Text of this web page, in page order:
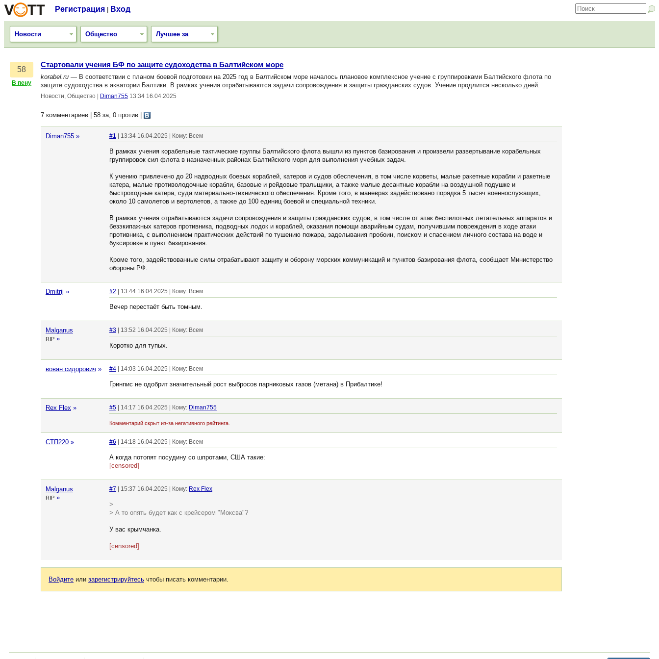
Регистрация Вход
Новости Общество Лучшее за
58
В пену
Стартовали учения БФ по защите судоходства в Балтийском море
korabel.ru — В соответствии с планом боевой подготовки на 2025 год в Балтийском море началось плановое комплексное учение с группировками Балтийского флота по
защите судоходства в акватории Балтики. В рамках учения отрабатываются задачи сопровождения и защиты гражданских судов. Учение продлится несколько дней.
Новости, Общество Diman755 13:34 16.04.2025
7 комментариев | 58 за, 0 против
Diman755 » #1 | 13:34 16.04.2025 | Кому: Всем
В рамках учения корабельные тактические группы Балтийского флота вышли из пунктов базирования и произвели развертывание корабельных
группировок сил флота в назначенных районах Балтийского моря для выполнения учебных задач.
К учению привлечено до 20 надводных боевых кораблей, катеров и судов обеспечения, в том числе корветы, малые ракетные корабли и ракетные
катера, малые противолодочные корабли, базовые и рейдовые тральщики, а также малые десантные корабли на воздушной подушке и
быстроходные катера, суда материально-технического обеспечения. Кроме того, в маневрах задействовано порядка 5 тысяч военнослужащих,
около 10 самолетов и вертолетов, а также до 100 единиц боевой и специальной техники.
В рамках учения отрабатываются задачи сопровождения и защиты гражданских судов, в том числе от атак беспилотных летательных аппаратов и
безэкипажных катеров противника, подводных лодок и кораблей, оказания помощи аварийным судам, получившим повреждения в ходе атаки
противника, с выполнением практических действий по тушению пожара, заделывания пробоин, поиском и спасением личного состава на воде и
буксировке в пункт базирования.
Кроме того, задействованные силы отрабатывают защиту и оборону морских коммуникаций и пунктов базирования флота, сообщает Министерство
обороны РФ.
Dmitrij » #2 | 13:44 16.04.2025 | Кому: Всем
Вечер перестаёт быть томным.
Malganus
RIP »
#3 | 13:52 16.04.2025 | Кому: Всем
Коротко для тупых.
вован сидорович » #4 | 14:03 16.04.2025 | Кому: Всем
Гринпис не одобрит значительный рост выбросов парниковых газов (метана) в Прибалтике!
Rex Flex » #5 | 14:17 16.04.2025 | Кому: Diman755
Комментарий скрыт из-за негативного рейтинга.
СТП220 » #6 | 14:18 16.04.2025 | Кому: Всем
А когда потопят посудину со шпротами, США такие:
[censored]
Malganus
RIP »
#7 | 15:37 16.04.2025 | Кому: Rex Flex
>
> А то опять будет как с крейсером "Моксва"?
У вас крымчанка.
[censored]
Войдите или зарегистрируйтесь чтобы писать комментарии.